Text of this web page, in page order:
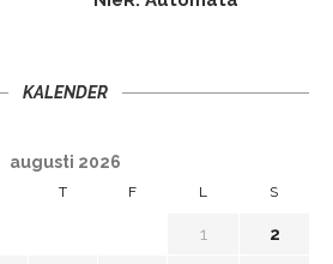
KALENDER
augusti 2026
T F L S
1
2